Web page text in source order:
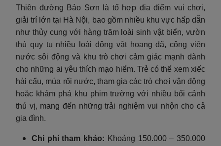
Thiên đường Bảo Sơn là tổ hợp địa điểm vui chơi,
giải trí lớn tại Hà Nội, bao gồm nhiều khu vực hấp dẫn
như thủy cung với hàng trăm loài sinh vật biển, vườn
thú quy tụ nhiều loài động vật hoang dã, công viên
nước sôi động và khu trò chơi cảm giác mạnh dành
cho những ai yêu thích mạo hiểm. Trẻ có thể xem xiếc
hải cẩu, múa rối nước, tham gia các trò chơi vận động
hoặc khám phá khu phim trường với nhiều bối cảnh
thú vị, mang đến những trải nghiệm vui nhộn cho cả
gia đình.
Chi phí tham khảo: Khoảng 150.000 – 350.000